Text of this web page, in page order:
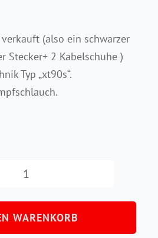
(also ein schwarzer
Stecker+ 2 Kabelschuhe )
Typ „xt90s“.
x1
Funkenfreies
Steckerpaar
WARENKORB